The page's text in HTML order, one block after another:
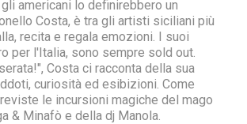
americani lo definirebbero un
Costa, è tra gli artisti siciliani più
recita e regala emozioni. I suoi
per l'Italia, sono sempre sold out.
Costa ci racconta della sua
curiosità ed esibizioni. Come
le incursioni magiche del mago
& Minafò e della dj Manola.